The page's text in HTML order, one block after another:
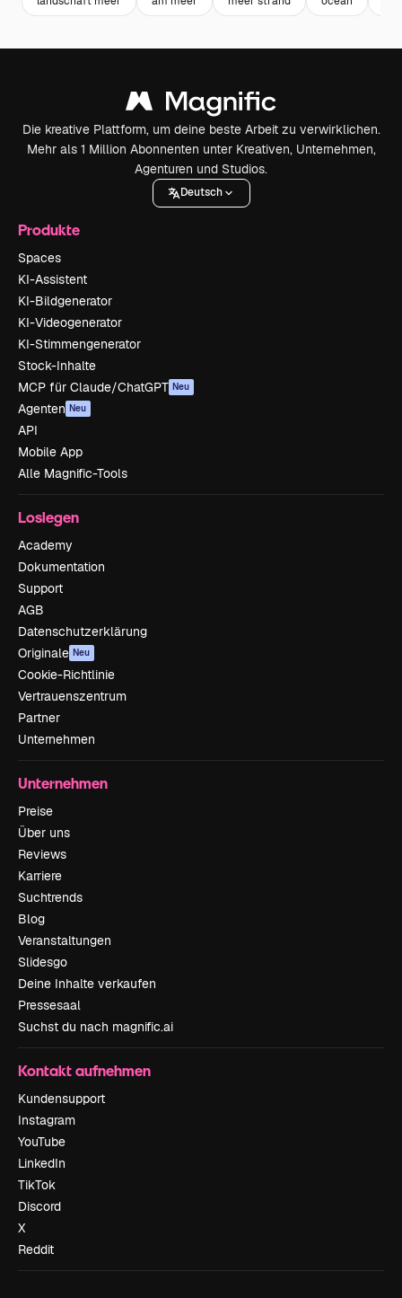
Die kreative Plattform, um deine beste Arbeit zu verwirklichen.
Mehr als 1 Million Abonnenten unter Kreativen, Unternehmen,
Agenturen und Studios.
Deutsch
Produkte
Spaces
KI-Assistent
KI-Bildgenerator
KI-Videogenerator
KI-Stimmengenerator
Stock-Inhalte
MCP für Claude/ChatGPT Neu
Agenten Neu
API
Mobile App
Alle Magnific-Tools
Loslegen
Academy
Dokumentation
Support
AGB
Datenschutzerklärung
Originale Neu
Cookie-Richtlinie
Vertrauenszentrum
Partner
Unternehmen
Unternehmen
Preise
Über uns
Reviews
Karriere
Suchtrends
Blog
Veranstaltungen
Slidesgo
Deine Inhalte verkaufen
Pressesaal
Suchst du nach magnific.ai
Kontakt aufnehmen
Kundensupport
Instagram
YouTube
LinkedIn
TikTok
Discord
X
Reddit